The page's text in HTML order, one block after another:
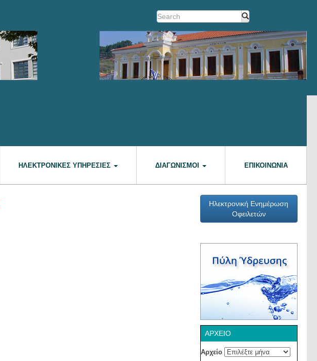
ΗΛΕΚΤΡΟΝΙΚΈΣ ΥΠΗΡΕΣΊΕΣ ΔΙΑΓΩΝΙΣΜΟΊ ΕΠΙΚΟΙΝΩΝΊΑ
Ηλεκτρονική Ενημέρωση
Οφειλετών
ΑΡΧΕΊΟ
Αρχείο